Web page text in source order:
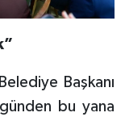
Başkanı
bu yana